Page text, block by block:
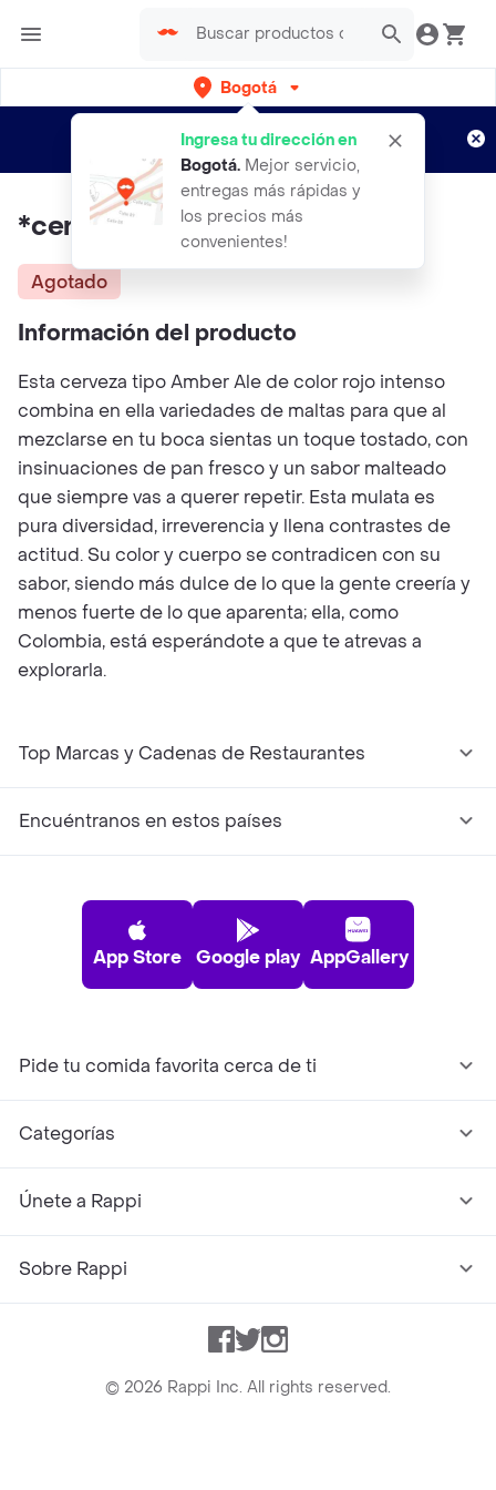
Bogotá
Ingresa tu dirección en
Bogotá. Mejor servicio,
entregas más rápidas y
los precios más
convenientes!
envíos gratis por semanas
Aplican TyC
*cerveza Tres Cord Mulata
Agotado
Información del producto
Esta cerveza tipo Amber Ale de color rojo intenso
combina en ella variedades de maltas para que al
mezclarse en tu boca sientas un toque tostado, con
insinuaciones de pan fresco y un sabor malteado
que siempre vas a querer repetir. Esta mulata es
pura diversidad, irreverencia y llena contrastes de
actitud. Su color y cuerpo se contradicen con su
sabor, siendo más dulce de lo que la gente creería y
menos fuerte de lo que aparenta; ella, como
Colombia, está esperándote a que te atrevas a
explorarla.
Top Marcas y Cadenas de Restaurantes
Encuéntranos en estos países
App Store Google play AppGallery
Pide tu comida favorita cerca de ti
Categorías
Únete a Rappi
Sobre Rappi
Facebook
TwitterInstagram
© 2026 Rappi Inc. All rights reserved.